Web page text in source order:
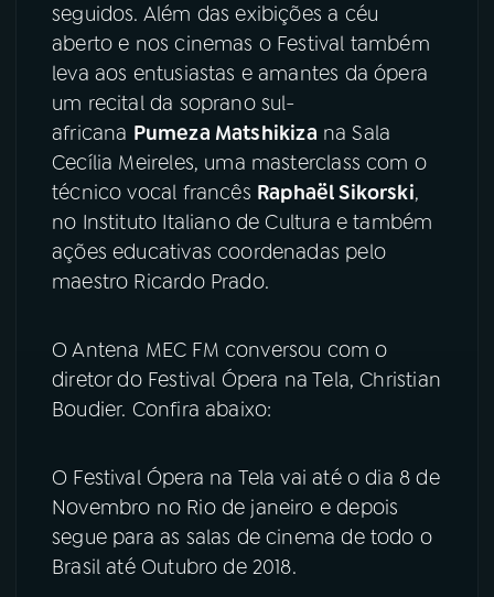
seguidos. Além das exibições a céu
aberto e nos cinemas o Festival também
leva aos entusiastas e amantes da ópera
um recital da soprano sul-
africana Pumeza Matshikiza na Sala
Cecília Meireles, uma masterclass com o
técnico vocal francês Raphaël Sikorski,
no Instituto Italiano de Cultura e também
ações educativas coordenadas pelo
maestro Ricardo Prado.
O Antena MEC FM conversou com o
diretor do Festival Ópera na Tela, Christian
Boudier. Confira abaixo:
O Festival Ópera na Tela vai até o dia 8 de
Novembro no Rio de janeiro e depois
segue para as salas de cinema de todo o
Brasil até Outubro de 2018.